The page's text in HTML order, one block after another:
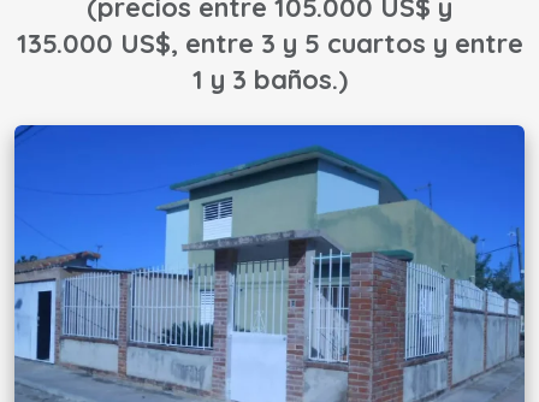
(precios entre 105.000 US$ y
135.000 US$, entre 3 y 5 cuartos y entre
1 y 3 baños.)